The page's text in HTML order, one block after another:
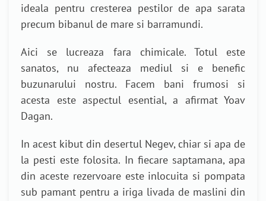
ideala pentru cresterea pestilor de apa sarata
precum bibanul de mare si barramundi.
Aici se lucreaza fara chimicale. Totul este
sanatos, nu afecteaza mediul si e benefic
buzunarului nostru. Facem bani frumosi si
acesta este aspectul esential, a afirmat Yoav
Dagan.
In acest kibut din desertul Negev, chiar si apa de
la pesti este folosita. In fiecare saptamana, apa
din aceste rezervoare este inlocuita si pompata
sub pamant pentru a iriga livada de maslini din